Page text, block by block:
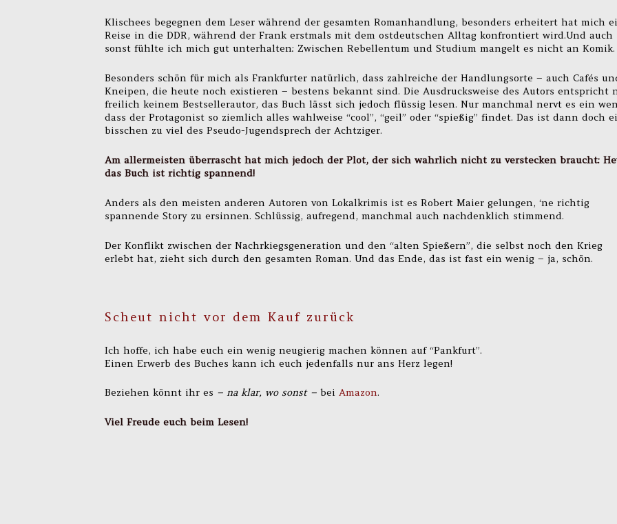
Klischees begegnen dem Leser während der gesamten Romanhandlung, besonders erheitert hat mich
Reise in die DDR, während der Frank erstmals mit dem ostdeutschen Alltag konfrontiert wird.Und auch
sonst fühlte ich mich gut unterhalten: Zwischen Rebellentum und Studium mangelt es nicht an Komik.
Besonders schön für mich als Frankfurter natürlich, dass zahlreiche der Handlungsorte – auch Cafés
Kneipen, die heute noch existieren – bestens bekannt sind. Die Ausdrucksweise des Autors entspricht
freilich keinem Bestsellerautor, das Buch lässt sich jedoch flüssig lesen. Nur manchmal nervt es ein
dass der Protagonist so ziemlich alles wahlweise “cool”, “geil” oder “spießig” findet. Das ist dann doch
bisschen zu viel des Pseudo-Jugendsprech der Achtziger.
Am allermeisten überrascht hat mich jedoch der Plot, der sich wahrlich nicht zu verstecken braucht:
das Buch ist richtig spannend!
Anders als den meisten anderen Autoren von Lokalkrimis ist es Robert Maier gelungen, ‘ne richtig
spannende Story zu ersinnen. Schlüssig, aufregend, manchmal auch nachdenklich stimmend.
Der Konflikt zwischen der Nachrkiegsgeneration und den “alten Spießern”, die selbst noch den Krieg
erlebt hat, zieht sich durch den gesamten Roman. Und das Ende, das ist fast ein wenig – ja, schön.
Scheut nicht vor dem Kauf zurück
Ich hoffe, ich habe euch ein wenig neugierig machen können auf “Pankfurt”.
Einen Erwerb des Buches kann ich euch jedenfalls nur ans Herz legen!
Beziehen könnt ihr es – na klar, wo sonst – bei Amazon.
Viel Freude euch beim Lesen!